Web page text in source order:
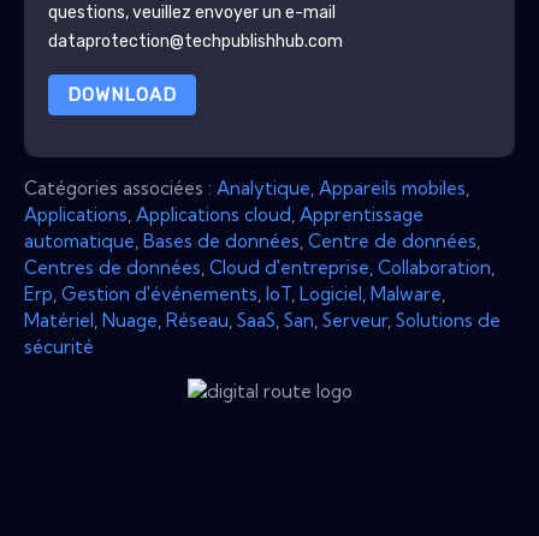
questions, veuillez envoyer un e-mail
dataprotection@techpublishhub.com
DOWNLOAD
Catégories associées : Analytique Appareils mobiles
Applications Applications cloud Apprentissage
automatique Bases de données Centre de données
Centres de données Cloud d'entreprise Collaboration
Erp Gestion d'événements IoT Logiciel Malware
Matériel Nuage Réseau SaaS San Serveur, Solutions de
sécurité